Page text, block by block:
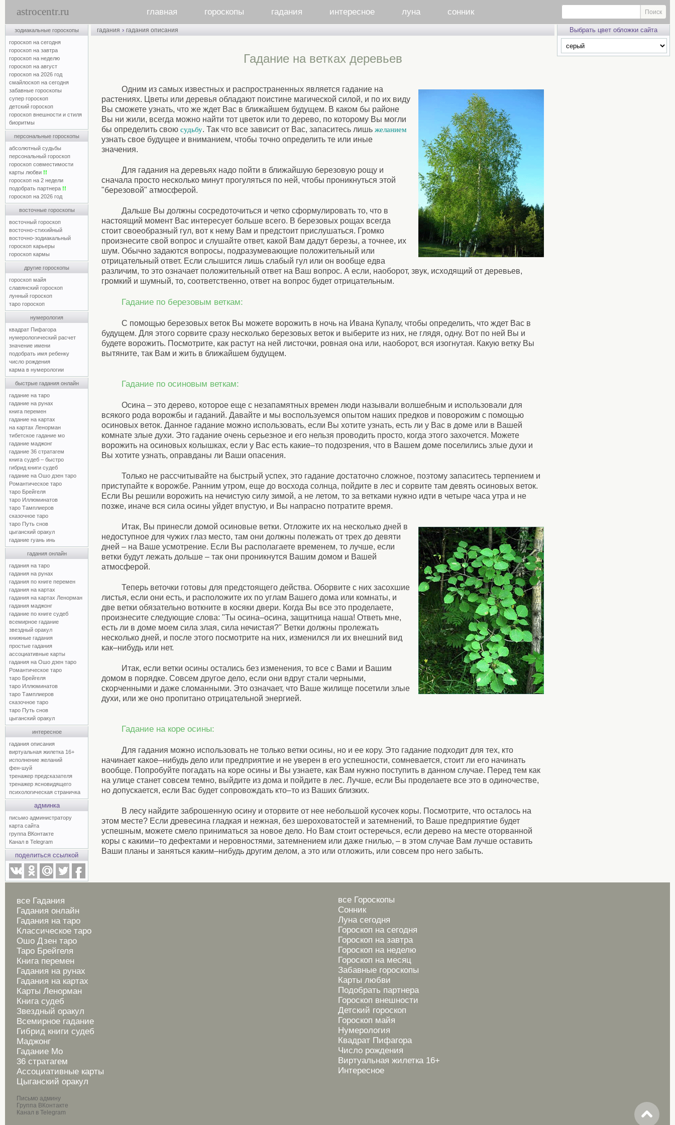
astrocentr.ru главная гороскопы гадания интересное луна сонник
зодиакальные гороскопы
гороскоп на сегодня
гороскоп на завтра
гороскоп на неделю
гороскоп на август
гороскоп на 2026 год
смайлоскоп на сегодня
забавные гороскопы
супер гороскоп
детский гороскоп
гороскоп внешности и стиля
биоритмы
персональные гороскопы
абсолютный судьбы
персональный гороскоп
гороскоп совместимости
карты любви !!
гороскоп на 2 недели
подобрать партнера !!
гороскоп на 2026 год
восточные гороскопы
восточный гороскоп
восточно-стихийный
восточно-зодиакальный
гороскоп карьеры
гороскоп кармы
другие гороскопы
гороскоп майя
славянский гороскоп
лунный гороскоп
таро гороскоп
нумерология
квадрат Пифагора
нумерологический расчет
значение имени
подобрать имя ребенку
число рождения
карма в нумерологии
быстрые гадания онлайн
гадание на таро
гадание на рунах
книга перемен
гадание на картах
на картах Ленорман
тибетское гадание мо
гадание маджонг
гадание 36 стратагем
книга судеб – быстро
гибрид книги судеб
гадание на Ошо дзен таро
Романтическое таро
таро Брейгеля
таро Иллюминатов
таро Тамплиеров
сказочное таро
таро Путь снов
цыганский оракул
гадание гуань инь
гадания онлайн
гадания на таро
гадания на рунах
гадания по книге перемен
гадания на картах
гадания на картах Ленорман
гадания маджонг
гадание по книге судеб
всемирное гадание
звездный оракул
книжные гадания
простые гадания
ассоциативные карты
гадания на Ошо дзен таро
Романтическое таро
таро Брейгеля
таро Иллюминатов
таро Тамплиеров
сказочное таро
таро Путь снов
цыганский оракул
интересное
гадания описания
виртуальная жилетка 16+
исполнение желаний
фен-шуй
тренажер предсказателя
тренажер ясновидящего
психологическая страничка
админка
письмо администратору
карта сайта
группа ВКонтакте
Канал в Telegram
поделиться ссылкой
гадания › гадания описания
Гадание на ветках деревьев
Одним из самых известных и распространенных является гадание на
растениях. Цветы или деревья обладают поистине магической силой, и по их виду
Вы сможете узнать, что же ждет Вас в ближайшем будущем. В каком бы районе
Вы ни жили, всегда можно найти тот цветок или то дерево, по которому Вы могли
бы определить свою судьбу. Так что все зависит от Вас, запаситесь лишь желанием
узнать свое будущее и вниманием, чтобы точно определить те или иные
значения.
Для гадания на деревьях надо пойти в ближайшую березовую рощу и
сначала просто несколько минут прогуляться по ней, чтобы проникнуться этой
"березовой" атмосферой.
Дальше Вы должны сосредоточиться и четко сформулировать то, что в
настоящий момент Вас интересует больше всего. В березовых рощах всегда
стоит своеобразный гул, вот к нему Вам и предстоит прислушаться. Громко
произнесите свой вопрос и слушайте ответ, какой Вам дадут березы, а точнее, их
шум. Обычно задаются вопросы, подразумевающие положительный или
отрицательный ответ. Если слышится лишь слабый гул или он вообще едва
различим, то это означает положительный ответ на Ваш вопрос. А если, наоборот, звук, исходящий от деревьев,
громкий и шумный, то, соответственно, ответ на вопрос будет отрицательным.
Гадание по березовым веткам:
С помощью березовых веток Вы можете ворожить в ночь на Ивана Купалу, чтобы определить, что ждет Вас в
будущем. Для этого сорвите сразу несколько березовых веток и выберите из них, не глядя, одну. Вот по ней Вы и
будете ворожить. Посмотрите, как растут на ней листочки, ровная она или, наоборот, вся изогнутая. Какую ветку Вы
вытяните, так Вам и жить в ближайшем будущем.
Гадание по осиновым веткам:
Осина – это дерево, которое еще с незапамятных времен люди называли волшебным и использовали для
всякого рода ворожбы и гаданий. Давайте и мы воспользуемся опытом наших предков и поворожим с помощью
осиновых веток. Данное гадание можно использовать, если Вы хотите узнать, есть ли у Вас в доме или в Вашей
комнате злые духи. Это гадание очень серьезное и его нельзя проводить просто, когда этого захочется. Можете
ворожить на осиновых колышках, если у Вас есть какие–то подозрения, что в Вашем доме поселились злые духи и
Вы хотите узнать, оправданы ли Ваши опасения.
Только не рассчитывайте на быстрый успех, это гадание достаточно сложное, поэтому запаситесь терпением и
приступайте к ворожбе. Ранним утром, еще до восхода солнца, пойдите в лес и сорвите там девять осиновых веток.
Если Вы решили ворожить на нечистую силу зимой, а не летом, то за ветками нужно идти в четыре часа утра и не
позже, иначе вся сила осины уйдет впустую, и Вы напрасно потратите время.
Итак, Вы принесли домой осиновые ветки. Отложите их на несколько дней в
недоступное для чужих глаз место, там они должны полежать от трех до девяти
дней – на Ваше усмотрение. Если Вы располагаете временем, то лучше, если
ветки будут лежать дольше – так они проникнутся Вашим домом и Вашей
атмосферой.
Теперь веточки готовы для предстоящего действа. Оборвите с них засохшие
листья, если они есть, и расположите их по углам Вашего дома или комнаты, и
две ветки обязательно воткните в косяки двери. Когда Вы все это проделаете,
произнесите следующие слова: "Ты осина–осина, защитница наша! Ответь мне,
есть ли в доме моем сила злая, сила нечистая?" Ветки должны пролежать
несколько дней, и после этого посмотрите на них, изменился ли их внешний вид
как–нибудь или нет.
Итак, если ветки осины остались без изменения, то все с Вами и Вашим
домом в порядке. Совсем другое дело, если они вдруг стали черными,
скорченными и даже сломанными. Это означает, что Ваше жилище посетили злые
духи, или же оно пропитано отрицательной энергией.
Гадание на коре осины:
Для гадания можно использовать не только ветки осины, но и ее кору. Это гадание подходит для тех, кто
начинает какое–нибудь дело или предприятие и не уверен в его успешности, сомневается, стоит ли его начинать
вообще. Попробуйте погадать на коре осины и Вы узнаете, как Вам нужно поступить в данном случае. Перед тем как
на улице станет совсем темно, выйдите из дома и пойдите в лес. Лучше, если Вы проделаете все это в одиночестве,
но допускается, если Вас будет сопровождать кто–то из Ваших близких.
В лесу найдите заброшенную осину и оторвите от нее небольшой кусочек коры. Посмотрите, что осталось на
этом месте? Если древесина гладкая и нежная, без шероховатостей и затемнений, то Ваше предприятие будет
успешным, можете смело приниматься за новое дело. Но Вам стоит остеречься, если дерево на месте оторванной
коры с какими–то дефектами и неровностями, затемнением или даже гнилью, – в этом случае Вам лучше оставить
Ваши планы и заняться каким–нибудь другим делом, а это или отложить, или совсем про него забыть.
Выбрать цвет обложки сайта
все Гадания
Гадания онлайн
Гадания на таро
Классическое таро
Ошо Дзен таро
Таро Брейгеля
Книга перемен
Гадания на рунах
Гадания на картах
Карты Ленорман
Книга судеб
Звездный оракул
Всемирное гадание
Гибрид книги судеб
Маджонг
Гадание Мо
36 стратагем
Ассоциативные карты
Цыганский оракул
Письмо админу
Группа ВКонтакте
Канал в Telegram
все Гороскопы
Сонник
Луна сегодня
Гороскоп на сегодня
Гороскоп на завтра
Гороскоп на неделю
Гороскоп на месяц
Забавные гороскопы
Карты любви
Подобрать партнера
Гороскоп внешности
Детский гороскоп
Гороскоп майя
Нумерология
Квадрат Пифагора
Число рождения
Виртуальная жилетка 16+
Интересное